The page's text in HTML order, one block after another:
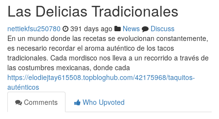
Las Delicias Tradicionales
nettiekfsu250780 391 days ago News
Discuss
En un mundo donde las recetas se evolucionan constantemente,
es necesario recordar el aroma auténtico de los tacos
tradicionales. Cada mordisco nos lleva a un recorrido a través de
las costumbres mexicanas, donde cada
https://elodiejtay615508.topbloghub.com/42175968/taquitos-
auténticos
Comments
Who Upvoted